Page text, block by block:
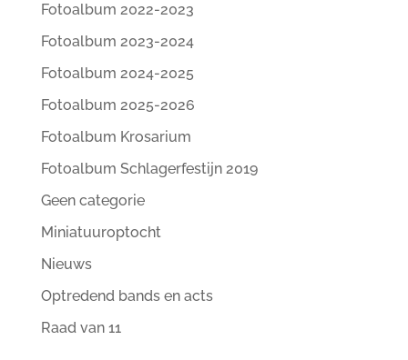
Fotoalbum 2022-2023
Fotoalbum 2023-2024
Fotoalbum 2024-2025
Fotoalbum 2025-2026
Fotoalbum Krosarium
Fotoalbum Schlagerfestijn 2019
Geen categorie
Miniatuuroptocht
Nieuws
Optredend bands en acts
Raad van 11